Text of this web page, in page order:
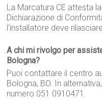
La Marcatura CE attesta
Dichiarazione di
l'installatore deve
A chi mi rivolgo per
Bologna?
Puoi contattare il centro
Bologna, BO. In
numero 051 0910471.